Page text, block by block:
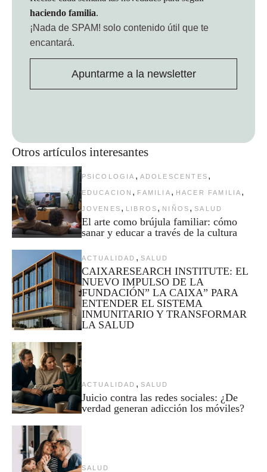
Otros artículos interesantes
PSICOLOGIA , ADOLESCENTES ,
EDUCACION , FAMILIA , HACER FAMILIA ,
JOVENES , LIBROS , NIÑOS , SALUD
El arte como brújula familiar: cómo
sanar y educar a través de la cultura
ACTUALIDAD , SALUD
CAIXARESEARCH INSTITUTE: EL
NUEVO IMPULSO DE LA
FUNDACIÓN” LA CAIXA” PARA
ENTENDER EL SISTEMA
INMUNITARIO Y TRANSFORMAR
LA SALUD
ACTUALIDAD , SALUD
Juicio contra las redes sociales: ¿De
verdad generan adicción los móviles?
SALUD
haciendo familia.
¡Nada de SPAM! solo contenido útil que te
encantará.
Apuntarme a la newsletter